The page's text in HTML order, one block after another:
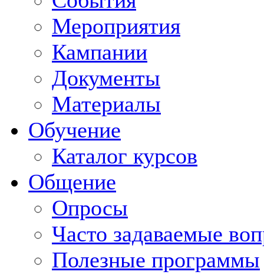
Мероприятия
Кампании
Документы
Материалы
Обучение
Каталог курсов
Общение
Опросы
Часто задаваемые
Полезные программы